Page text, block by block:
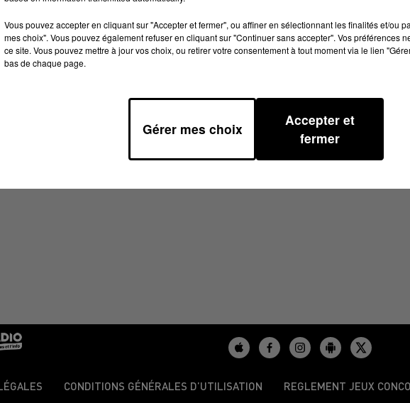
DU 14/08/2025 À 16H59
CONDITIONS GÉNÉRALES D’UTILISATION REGLEMENT JEUX
Vous pouvez accepter en cliquant sur "Accepter et fermer", ou affiner en sélectionnant les finalités et/ou
mes choix". Vous pouvez également refuser en cliquant sur "Continuer sans accepter". Vos préférences
ce site. Vous pouvez mettre à jour vos choix, ou retirer votre consentement à tout moment via le lien
bas de chaque page.
Gérer mes choix
Accepter et
fermer